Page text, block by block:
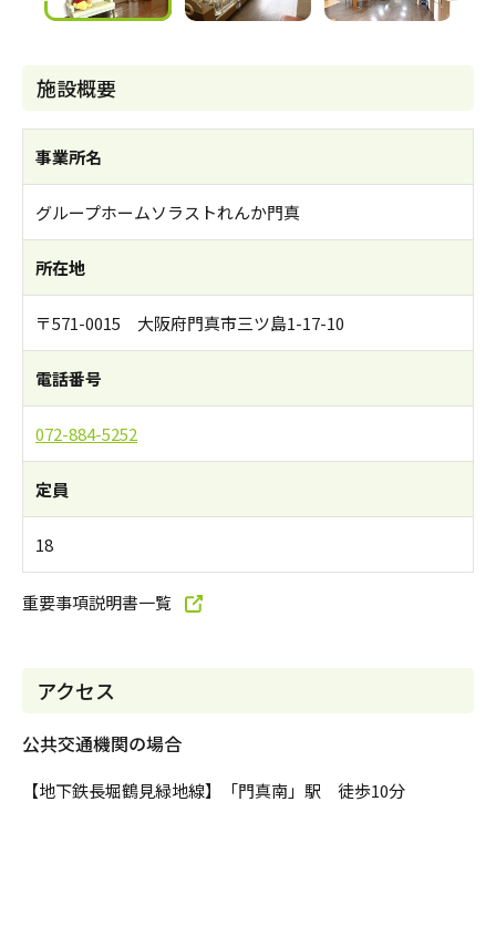
施設概要
事業所名
グループホームソラストれんか門真
所在地
〒571-0015 大阪府門真市三ツ島1-17-10
電話番号
072-884-5252
定員
18
重要事項説明書一覧
アクセス
公共交通機関の場合
【地下鉄長堀鶴見緑地線】「門真南」駅 徒歩10分